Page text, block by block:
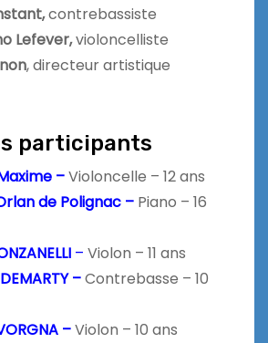
contrebassiste
Lefever,violoncelliste
, directeur artistique
participants
–Violoncelle – 12 ans
de Polignac – Piano – 16
– Violon – 11 ans
–Contrebasse – 10
–Violon – 10 ans